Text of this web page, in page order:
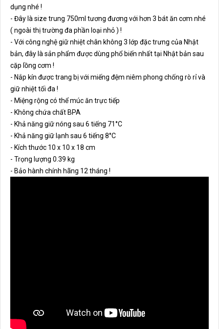
dụng nhé !
- Đây là size trung 750ml tương đương với hơn 3 bát ăn cơm nhé
( ngoài thị trường đa phần loại nhỏ ) !
- Với công nghệ giữ nhiệt chân không 3 lớp đặc trưng của Nhật
bản, đây là sản phẩm được dùng phổ biến nhất tại Nhật bản sau
cặp lồng cơm !
- Nắp kín được trang bị với miếng đệm niêm phong chống rò rỉ và
giữ nhiệt tối đa !
- Miệng rộng có thể múc ăn trực tiếp
- Không chứa chất BPA
- Khả năng giữ nóng sau 6 tiếng 71°C
- Khả năng giữ lạnh sau 6 tiếng 8°C
- Kích thước 10 x 10 x 18 cm
- Trọng lượng 0.39 kg
- Bảo hành chính hãng 12 tháng !